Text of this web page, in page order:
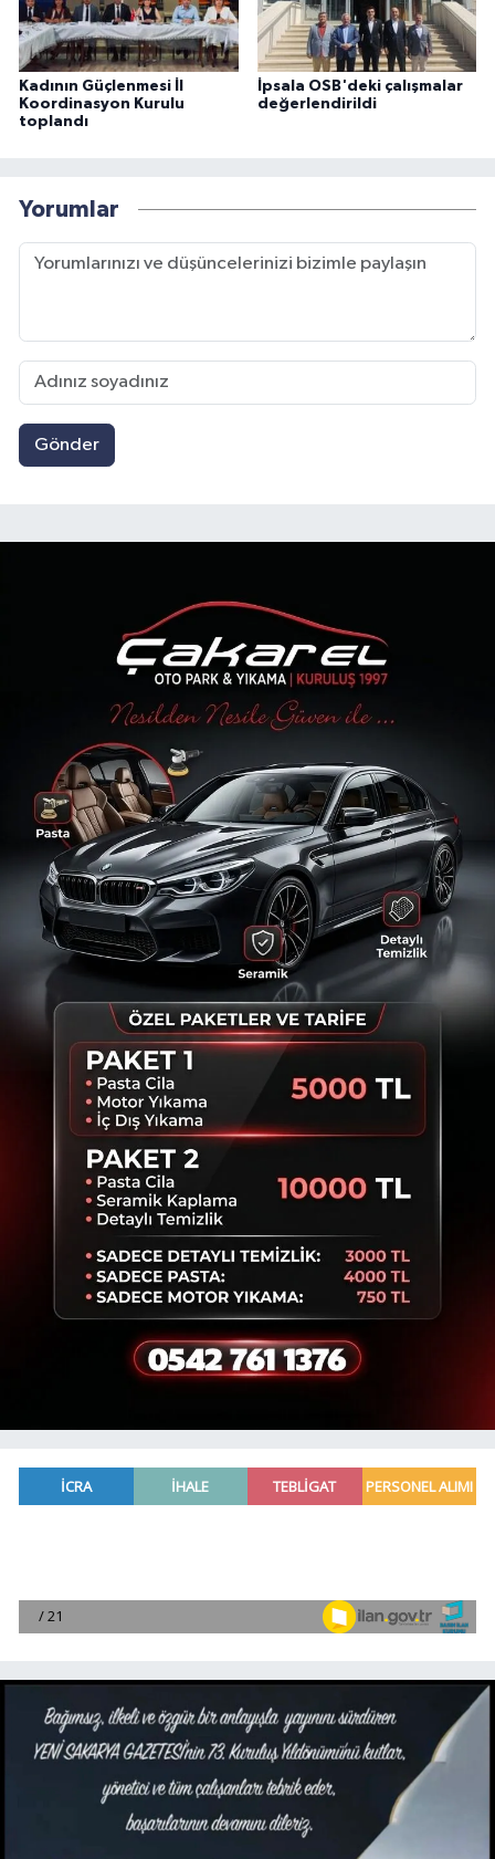
Kadının Güçlenmesi İl
Koordinasyon Kurulu
toplandı
İpsala OSB'deki çalışmalar
değerlendirildi
Yorumlar
Gönder